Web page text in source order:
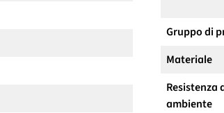
Gruppo di
Materiale
ambiente